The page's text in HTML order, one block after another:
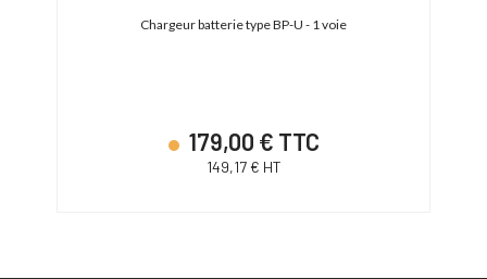
Chargeur batterie type BP-U - 1 voie
179,00 € TTC
149,17 € HT